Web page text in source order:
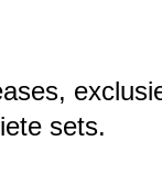
sets.